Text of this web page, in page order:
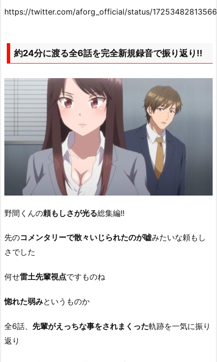
https://twitter.com/aforg_official/status/
約24分に渡る全6話を完全新規録音で振り返り!!
野間くんの頼もしさが光る総集編!!
先のコメンタリーで散々いじられたのが嘘みたいな頼もし
さでした
何せ雷土先輩視点ですものね
惚れた弱みというものか
全6話、 先輩がえっちな事をされまくった軌跡を一気に振り
返り